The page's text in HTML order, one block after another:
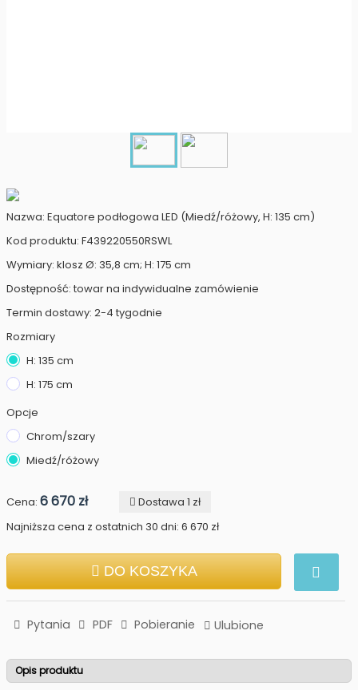
Nazwa: Equatore podłogowa LED (Miedź/różowy, H: 135 cm)
Kod produktu: F439220550RSWL
Wymiary: klosz Ø: 35,8 cm; H: 175 cm
Dostępność: towar na indywidualne zamówienie
Termin dostawy: 2-4 tygodnie
Rozmiary
H: 135 cm
H: 175 cm
Opcje
Chrom/szary
Miedź/różowy
Cena: 6 670 zł
Dostawa 1 zł
Najniższa cena z ostatnich 30 dni: 6 670 zł
DO KOSZYKA
Pytania PDF Pobieranie Ulubione
Opis produktu